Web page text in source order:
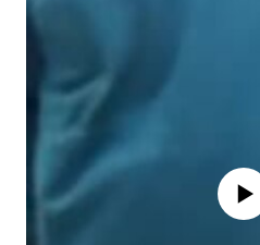
Айни дамда
эмас